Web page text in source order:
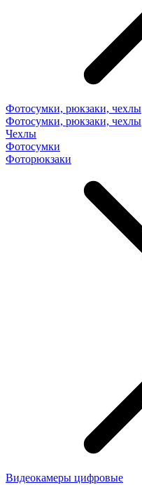
Фотосумки, рюкзаки, чехлы
Фотосумки, рюкзаки, чехлы
Чехлы
Фотосумки
Фоторюкзаки
Видеокамеры цифровые